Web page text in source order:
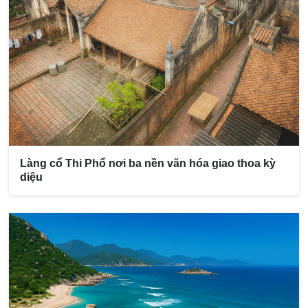
Làng cổ Thi Phổ nơi ba nền văn hóa giao thoa kỳ
diệu